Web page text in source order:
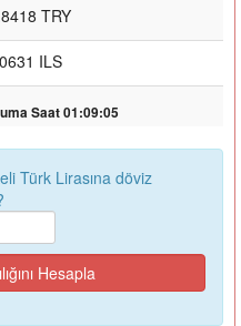
TRY
ILS
Saat 01:09:05
Türk Lirasına döviz